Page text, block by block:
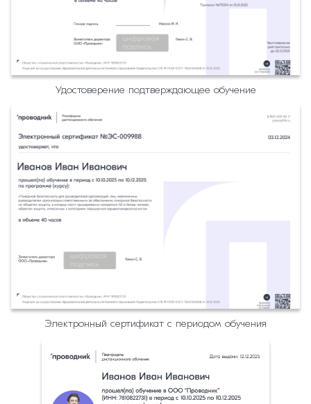
Удостоверение подтверждающее обучение
Электронный сертификат с периодом обучения